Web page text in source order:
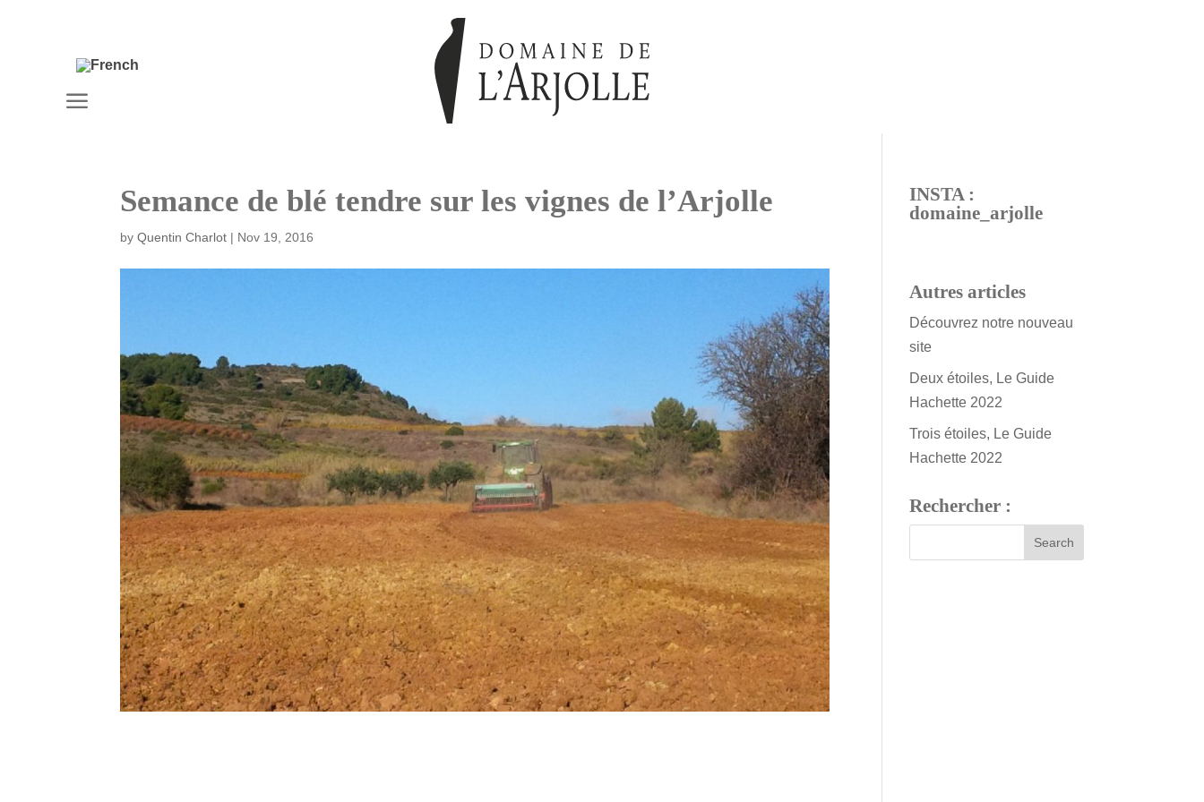
a
Semance de blé tendre sur les vignes de l’Arjolle
byQuentin Charlot | Nov 19, 2016
INSTA :
domaine_arjolle
Autres articles
Découvrez notre nouveau
site
Deux étoiles, Le Guide
Hachette 2022
Trois étoiles, Le Guide
Hachette 2022
Rechercher :